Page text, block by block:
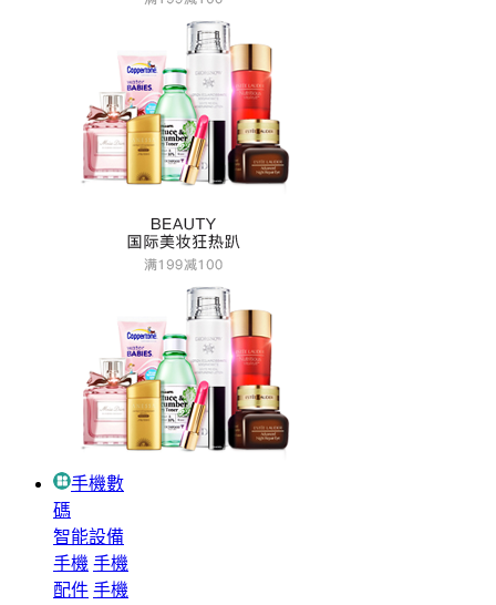
手機數
碼
智能設備
手機 手機
配件 手機